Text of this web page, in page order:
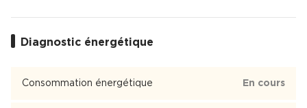
Éducation
Diagnostic énergétique
Consommation énergétique En cours